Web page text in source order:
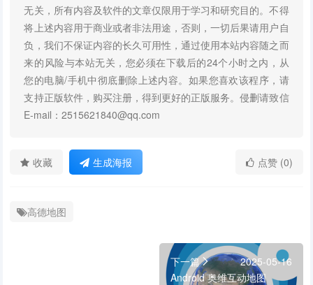
无关，所有内容及软件的文章仅限用于学习和研究目的。不得
将上述内容用于商业或者非法用途，否则，一切后果请用户自
负，我们不保证内容的长久可用性，通过使用本站内容随之而
来的风险与本站无关，您必须在下载后的24个小时之内，从
您的电脑/手机中彻底删除上述内容。如果您喜欢该程序，请
支持正版软件，购买注册，得到更好的正版服务。侵删请致信
E-mail：2515621840@qq.com
收藏 生成海报 点赞 (0)
高德地图
下一篇
2025-05-16
Android 奥维互动地图